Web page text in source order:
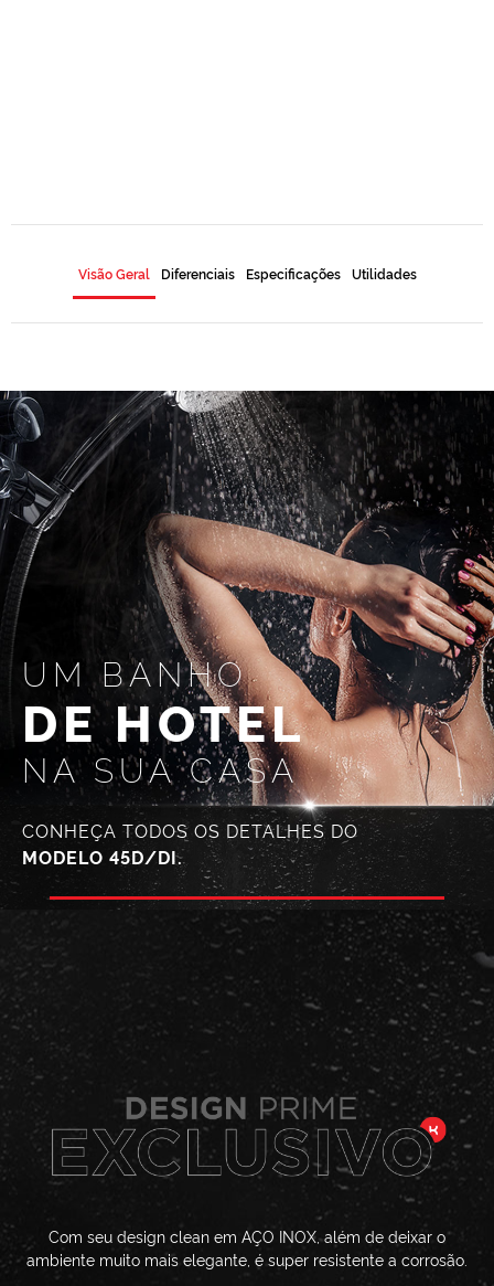
Visão Geral Diferenciais Especificações Utilidades
UM BANHO
DE HOTEL
NA SUA CASA
CONHEÇA TODOS OS DETALHES DO
MODELO 45D/DI.
Com seu design clean em AÇO INOX, além de deixar o
ambiente muito mais elegante, é super resistente a corrosão.